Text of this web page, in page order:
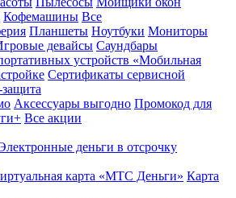
Кофемашины Все
Планшеты Ноутбуки Мониторы
девайсы Саундбары
устройств «Мобильная
Сертификаты сервисной
Аксессуары выгодно Промокод для
Все акции
деньги в отсрочку
карта «МТС Деньги» Карта